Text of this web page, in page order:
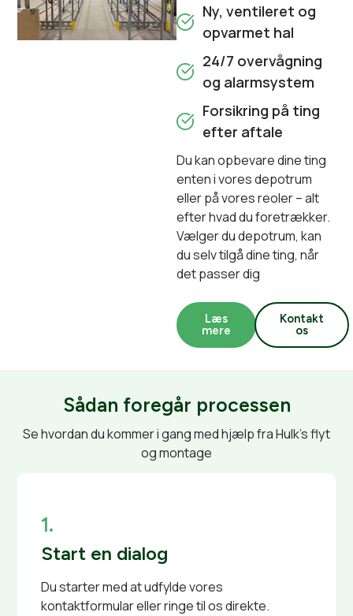
Ny, ventileret og
opvarmet hal
24/7 overvågning
og alarmsystem
Forsikring på ting
efter aftale
Du kan opbevare dine ting
enten i vores depotrum
eller på vores reoler – alt
efter hvad du foretrækker.
Vælger du depotrum, kan
du selv tilgå dine ting, når
det passer dig
Læs
mere
Kontakt
os
Sådan foregår processen
Se hvordan du kommer i gang med hjælp fra Hulk’s flyt
og montage
1.
Start en dialog
Du starter med at udfylde vores
kontaktformular eller ringe til os direkte.